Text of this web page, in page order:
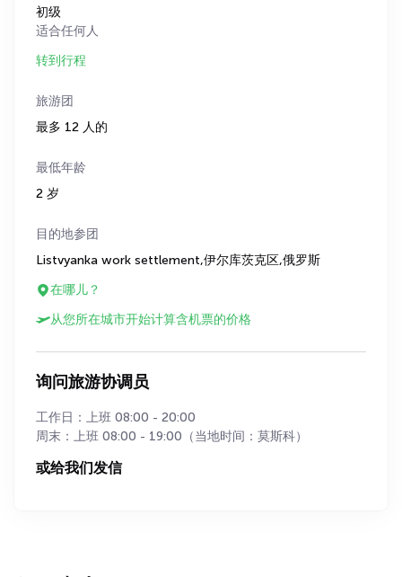
初级
适合任何人
转到行程
旅游团
最多 12 人的
最低年龄
2 岁
目的地参团
Listvyanka work settlement,伊尔库茨克区,俄罗斯
在哪儿？
从您所在城市开始计算含机票的价格
询问旅游协调员
工作日：上班 08:00 - 20:00
周末：上班 08:00 - 19:00（当地时间：莫斯科）
或给我们发信